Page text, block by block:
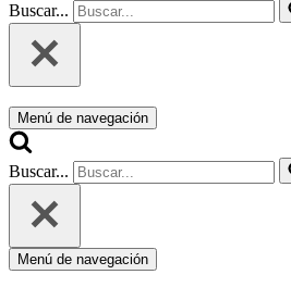
Buscar...
Menú de navegación
Buscar...
Menú de navegación